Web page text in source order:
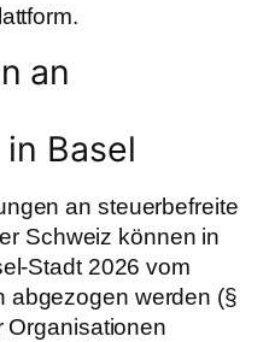
an
Basel
an steuerbefreite
Schweiz können in
Stadt 2026 vom
abgezogen werden (§
Organisationen